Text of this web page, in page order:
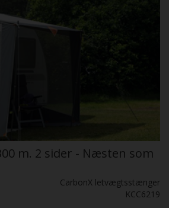
m. 2 sider - Næsten som
CarbonX letvægtsstænger
KCC6219